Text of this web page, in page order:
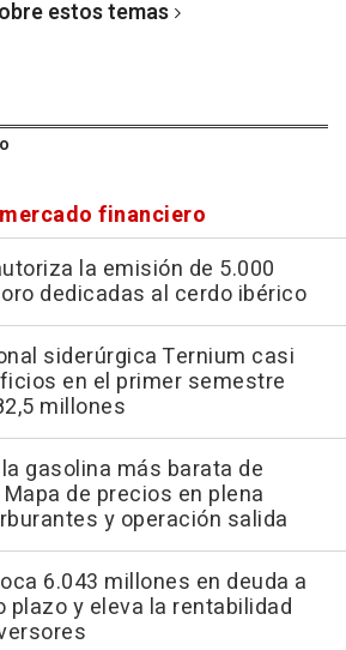
estos temas
financiero
la emisión de 5.000
dedicadas al cerdo ibérico
siderúrgica Ternium casi
en el primer semestre
millones
gasolina más barata de
de precios en plena
y operación salida
6.043 millones en deuda a
plazo y eleva la rentabilidad